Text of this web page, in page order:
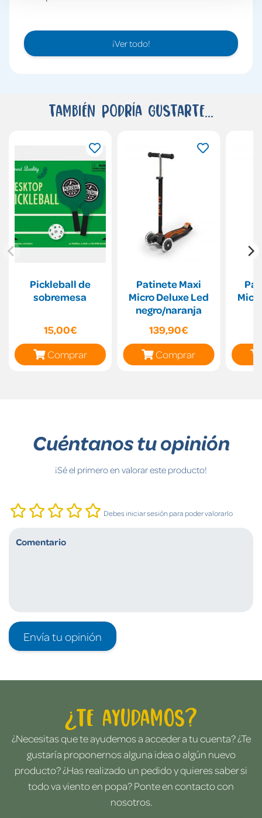
¡Ver todo!
También podría gustarte...
Pickleball de
sobremesa
15,00€
Comprar
Patinete Maxi
Micro Deluxe Led
negro/naranja
139,90€
Comprar
Cuéntanos tu opinión
¡Sé el primero en valorar este producto!
Debes iniciar sesión para poder valorarlo
Envía tu opinión
¿Te ayudamos?
¿Necesitas que te ayudemos a acceder a tu cuenta? ¿Te
gustaría proponernos alguna idea o algún nuevo
producto? ¿Has realizado un pedido y quieres saber si
todo va viento en popa? Ponte en contacto con
nosotros.